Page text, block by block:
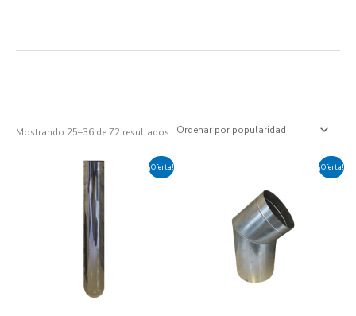
Mostrando 25–36 de 72 resultados
por
¡Oferta!
original
El
precio
actual
es:
USD
$ 46.
¡Oferta!
$ 80.
es:
USD
$ 68.